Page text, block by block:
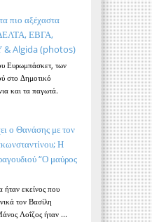
πιο αξέχαστα
ΕΒΓΑ,
Algida (photos)
Ευρωμπάσκετ, των
στο Δημοτικό
και τα παγωτά.
ο Θανάσης με τον
Η
“Ο μαύρος
εκείνος που
τον Βασίλη
Λοΐζος ήταν ...